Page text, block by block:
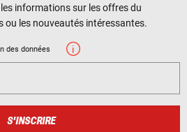
informations sur les offres du
ou les nouveautés intéressantes.
des données
S'INSCRIRE